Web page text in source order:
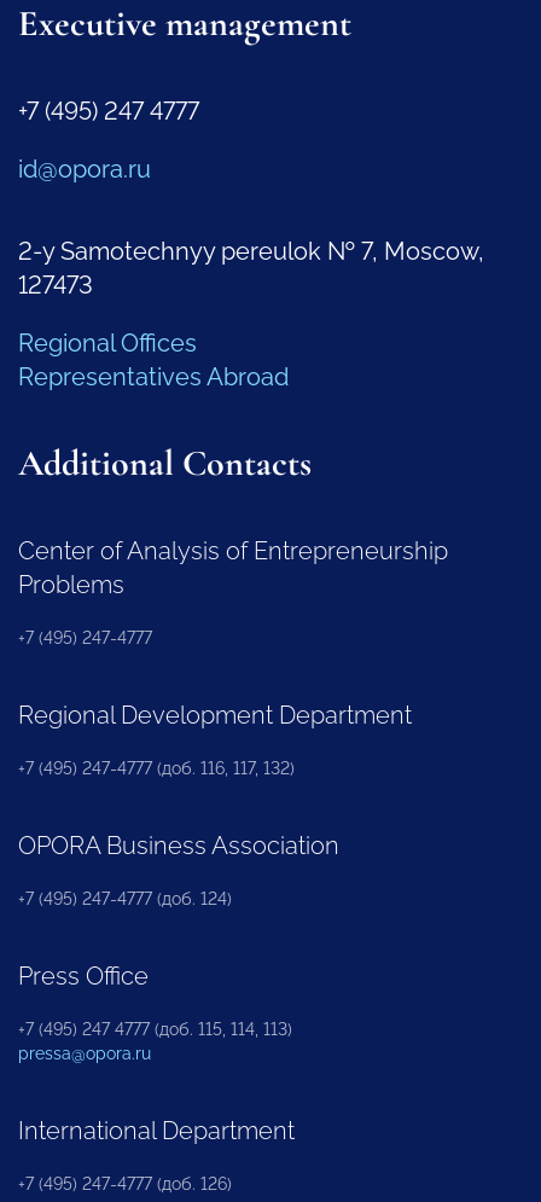
Executive management
+7 (495) 247 4777
id@opora.ru
2-y Samotechnyy pereulok № 7, Moscow,
127473
Regional Offices
Representatives Abroad
Additional Contacts
Center of Analysis of Entrepreneurship
Problems
+7 (495) 247-4777
Regional Development Department
+7 (495) 247-4777 (доб. 116, 117, 132)
OPORA Business Association
+7 (495) 247-4777 (доб. 124)
Press Office
+7 (495) 247 4777 (доб. 115, 114, 113)
pressa@opora.ru
International Department
+7 (495) 247-4777 (доб. 126)